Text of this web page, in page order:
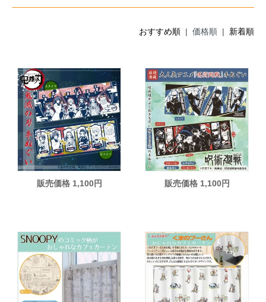
おすすめ順 | 価格順 | 新着順
販売価格 1,100円 販売価格 1,100円